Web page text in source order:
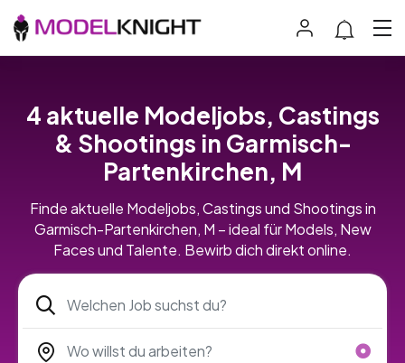
4 aktuelle Modeljobs, Castings
& Shootings in Garmisch-
Partenkirchen, M
Finde aktuelle Modeljobs, Castings und Shootings in
Garmisch-Partenkirchen, M – ideal für Models, New
Faces und Talente. Bewirb dich direkt online.